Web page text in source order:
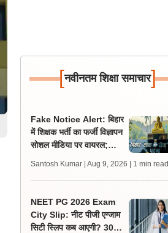
[नवीनतम शिक्षा समाचार]
Fake Notice Alert: बिहार
में शिक्षक भर्ती का फर्जी विज्ञापन
सोशल मीडिया पर वायरल;
Santosh Kumar | Aug 9, 2026 | 1 min read
NEET PG 2026 Exam
City Slip: नीट पीजी एग्जाम
सिटी स्लिप कब आएगी? 30